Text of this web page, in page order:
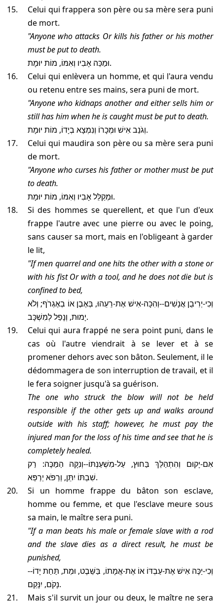
Celui qui frappera son père ou sa mère sera puni
de mort.
"Anyone who attacks Or killshis father or his mother
must be put to death.
וּמַכֵּה אָבִיו וְאִמּוֹ, מוֹת יוּמָת.
Celui qui enlèvera un homme, et qui l'aura vendu
ou retenu entre ses mains, sera puni de mort.
"Anyone who kidnaps another and either sells him or
still has him when he is caught must be put to death.
וְגֹנֵב אִישׁ וּמְכָרוֹ וְנִמְצָא בְיָדוֹ, מוֹת יוּמָת.
Celui qui maudira son père ou sa mère sera puni
de mort.
"Anyone who curses his father or mother must be put
to death.
וּמְקַלֵּל אָבִיו וְאִמּוֹ, מוֹת יוּמָת.
Si des hommes se querellent, et que l'un d'eux
frappe l'autre avec une pierre ou avec le poing,
sans causer sa mort, mais en l'obligeant à garder
le lit,
"If men quarrel and one hits the other with a stone or
with his fistOr with a tool, and he does not die but is
confined to bed,
וְכִי-יְרִיבֻן אֲנָשִׁים--וְהִכָּה-אִישׁ אֶת-רֵעֵהוּ, בְּאֶבֶן אוֹ בְאֶגְרֹף; וְלֹא
יָמוּת, וְנָפַל לְמִשְׁכָּב.
celui qui aura frappé ne sera point puni, dans le
cas où l'autre viendrait à se lever et à se
promener dehors avec son bâton. Seulement, il le
dédommagera de son interruption de travail, et il
le fera soigner jusqu'à sa guérison.
the one who struck the blow will not be held
responsible if the other gets up and walks around
outside with his staff; however, he must pay the
injured man for the loss of his time and see that he is
completely healed.
אִם-יָקוּם וְהִתְהַלֵּךְ בַּחוּץ, עַל-מִשְׁעַנְתּוֹ--וְנִקָּה הַמַּכֶּה: רַק
שִׁבְתּוֹ יִתֵּן, וְרַפֹּא יְרַפֵּא.
Si un homme frappe du bâton son esclave,
homme ou femme, et que l'esclave meure sous
sa main, le maître sera puni.
"If a man beats his male or female slave with a rod
and the slave dies as a direct result, he must be
punished,
וְכִי-יַכֶּה אִישׁ אֶת-עַבְדּוֹ אוֹ אֶת-אֲמָתוֹ, בַּשֵּׁבֶט, וּמֵת, תַּחַת יָדוֹ--
נָקֹם, יִנָּקֵם.
Mais s'il survit un jour ou deux, le maître ne sera